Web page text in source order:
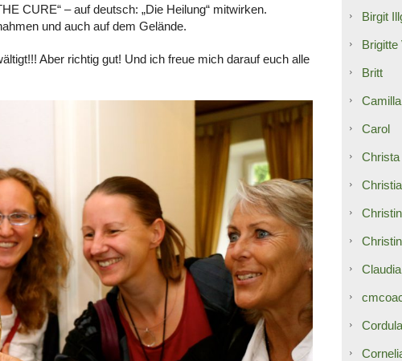
CURE“ – auf deutsch: „Die Heilung“ mitwirken.
und auch auf dem Gelände.
Aber richtig gut! Und ich freue mich darauf euch alle
Birgit
Brigitte
Britt
Carol
Christa
Claudia
Cordula